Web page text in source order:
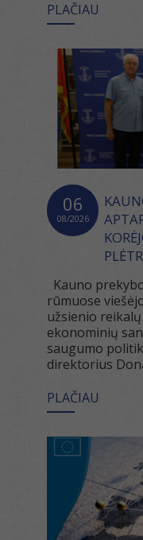
PLAČIAU
06
08/2026
Kauno
rūmuose
užsienio
ekonominių
saugumo
direktorius
PLAČIAU